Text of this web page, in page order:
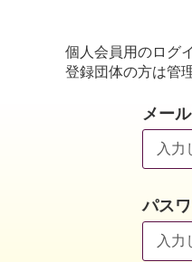
個人会員用のログ
登録団体の方は管
メー
パス